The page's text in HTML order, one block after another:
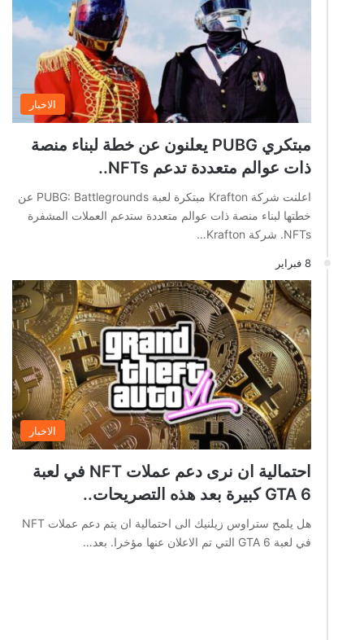
الاخبار
مبتكري PUBG يعلنون عن خطة لبناء منصة
ذات عوالم متعددة تدعم NFTs..
اعلنت شركة Krafton مبتكرة لعبة PUBG: Battlegrounds عن
خطتها لبناء منصة ذات عوالم متعددة ستدعم العملات المشفرة
NFTs. شركة Krafton…
8 فبراير
الاخبار
احتمالية ان نرى دعم عملات NFT في لعبة
GTA 6 كبيرة بعد هذه التصريحات..
هل يلمح ستراوس زيلنيك الى احتمالية ان يتم دعم عملات NFT
في لعبة GTA 6 التي تم الاعلان عنها مؤخرا. بعد…